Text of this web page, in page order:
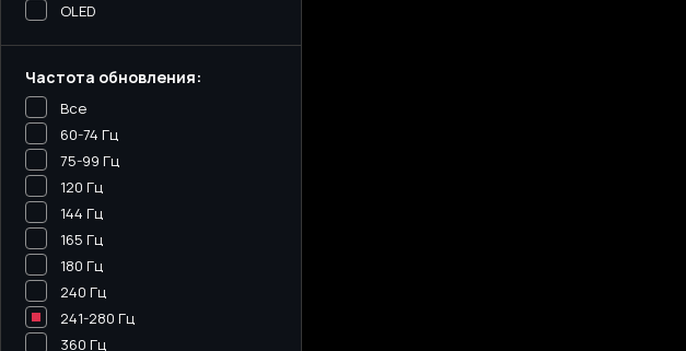
OLED
Частота обновления:
Все
60-74 Гц
75-99 Гц
120 Гц
144 Гц
165 Гц
180 Гц
240 Гц
241-280 Гц
360 Гц